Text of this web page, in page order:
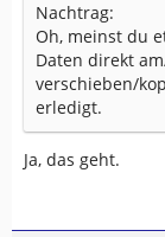
Nachtrag:
Oh, meinst du
Daten direkt
verschieben/
erledigt.
Ja, das geht.